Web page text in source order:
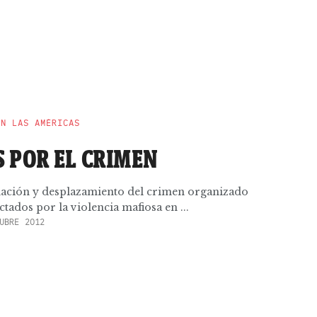
LAS AMÉRICAS
EL CRIMEN
y desplazamiento del crimen organizado
por la violencia mafiosa en ...
2012